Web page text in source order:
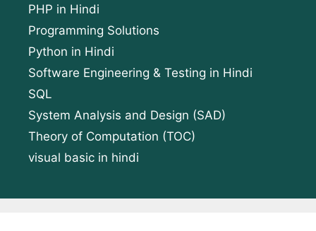
PHP in Hindi
Programming Solutions
Python in Hindi
Software Engineering & Testing in Hindi
SQL
System Analysis and Design (SAD)
Theory of Computation (TOC)
visual basic in hindi